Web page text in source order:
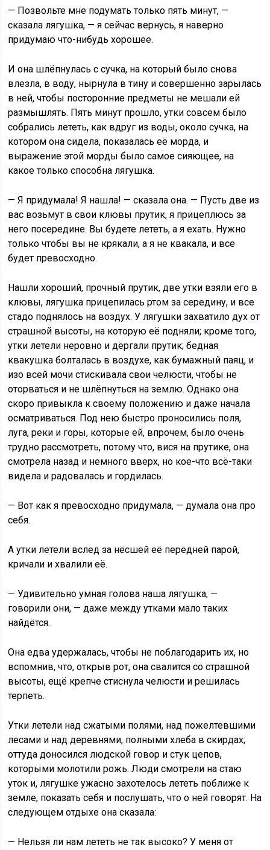
— Позвольте мне подумать только пять минут, —
сказала лягушка, — я сейчас вернусь, я наверно
придумаю что-нибудь хорошее.
И она шлёпнулась с сучка, на который было снова
влезла, в воду, нырнула в тину и совершенно зарылась
в ней, чтобы посторонние предметы не мешали ей
размышлять. Пять минут прошло, утки совсем было
собрались лететь, как вдруг из воды, около сучка, на
котором она сидела, показалась её морда, и
выражение этой морды было самое сияющее, на
какое только способна лягушка.
— Я придумала! Я нашла! — сказала она. — Пусть две из
вас возьмут в свои клювы прутик, я прицеплюсь за
него посередине. Вы будете лететь, а я ехать. Нужно
только чтобы вы не крякали, а я не квакала, и все
будет превосходно.
Нашли хороший, прочный прутик, две утки взяли его в
клювы, лягушка прицепилась ртом за середину, и все
стадо поднялось на воздух. У лягушки захватило дух от
страшной высоты, на которую её подняли; кроме того,
утки летели неровно и дёргали прутик; бедная
квакушка болталась в воздухе, как бумажный паяц, и
изо всей мочи стискивала свои челюсти, чтобы не
оторваться и не шлёпнуться на землю. Однако она
скоро привыкла к своему положению и даже начала
осматриваться. Под нею быстро проносились поля,
луга, реки и горы, которые ей, впрочем, было очень
трудно рассмотреть, потому что, вися на прутике, она
смотрела назад и немного вверх, но кое-что всё-таки
видела и радовалась и гордилась.
— Вот как я превосходно придумала, — думала она про
себя.
А утки летели вслед за нёсшей её передней парой,
кричали и хвалили её.
— Удивительно умная голова наша лягушка, —
говорили они, — даже между утками мало таких
найдётся.
Она едва удержалась, чтобы не поблагодарить их, но
вспомнив, что, открыв рот, она свалится со страшной
высоты, ещё крепче стиснула челюсти и решилась
терпеть.
Утки летели над сжатыми полями, над пожелтевшими
лесами и над деревнями, полными хлеба в скирдах;
оттуда доносился людской говор и стук цепов,
которыми молотили рожь. Люди смотрели на стаю
уток и, лягушке ужасно захотелось лететь поближе к
земле, показать себя и послушать, что о ней говорят. На
следующем отдыхе она сказала:
— Нельзя ли нам лететь не так высоко? У меня от